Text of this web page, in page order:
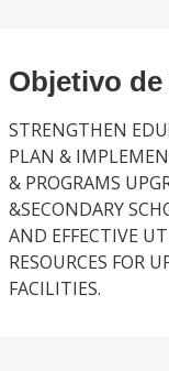
Objetivo
STRENGTHEN
PLAN &
& PROGRAMS
&SECONDARY
AND EFFECTIVE
RESOURCES FOR
FACILITIES.